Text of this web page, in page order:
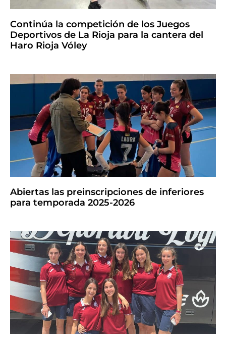
Continúa la competición de los Juegos
Deportivos de La Rioja para la cantera del
Haro Rioja Vóley
Abiertas las preinscripciones de inferiores
para temporada 2025-2026